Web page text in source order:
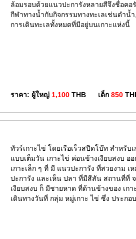
ล้อมรอบด้วยแนวปะการังหลายสีจึงชื่อค
กีฬาทางน้ำกับกิจกรรมทางทะเลเช่นดำน้
การเดินทะเลทั้งหมดที่มีอยู่บนเกาะแห่งนี้
ราคา: ผู้ใหญ่ 1,100 THB เด็ก850
ทัวร์เกาะไข่ โดยเรือเร็วสปีดโบ๊ท สำหรับ
แบบเต็มวัน เกาะไข่ ค่อนข้างเงียบสงบ อ
เกาะเล็ก ๆ ที่ มี แนวปะการัง ที่สวยงาม เ
ปะการัง และเห็น ปลา ที่มีสีสัน สถานที่ที่
เงียบสงบ ก็ มีชายหาด ที่ด้านข้างของ เกา
เดินทางวันที่ กลุ่ม หมู่เกาะ ไข่ ซึ่ง ประกอบ